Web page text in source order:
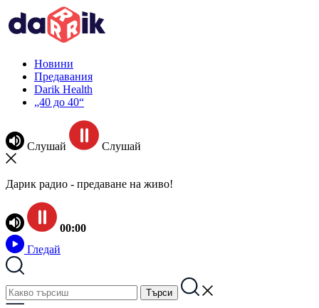
Новини
Предавания
Darik Health
„40 до 40“
Слушай Слушай
Дарик радио - предаване на живо!
00:00
Гледай